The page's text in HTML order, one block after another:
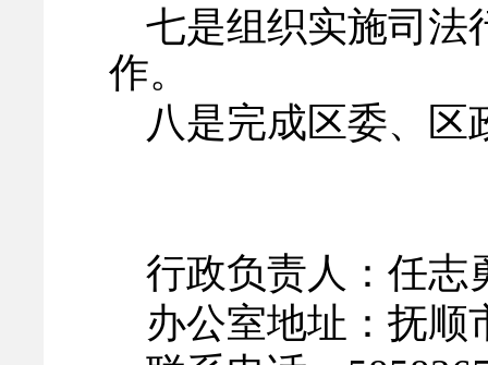
七是组织实施司法
作。
八是完成区委、区
行政负责人：任志
办公室地址：抚顺